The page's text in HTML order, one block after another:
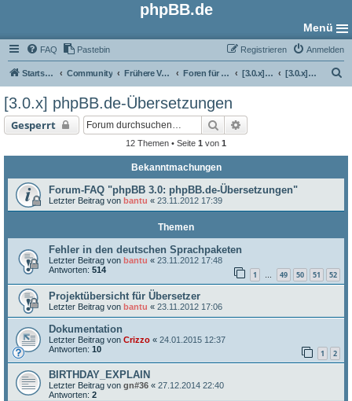
phpBB.de
Menü
FAQ Pastebin Anmelden
Registrieren
Startseite Community Frühere Versionen Foren für phpBB 3.0 [3.0.x] Übersetzungs-Foren [3.0.x] phpBB.de-Übersetzungen
[3.0.x] phpBB.de-Übersetzungen
Gesperrt Suche
12 Themen • Seite 1 von 1
Bekanntmachungen
Forum-FAQ "phpBB 3.0: phpBB.de-Übersetzungen"
Letzter Beitrag von bantu « 23.11.2012 17:39
Themen
Fehler in den deutschen Sprachpaketen
Letzter Beitrag von bantu « 23.11.2012 17:48
Antworten: 514 1 … 49 50 51 52
Projektübersicht für Übersetzer
Letzter Beitrag von bantu « 23.11.2012 17:06
Dokumentation
Letzter Beitrag von Crizzo « 24.01.2015 12:37
Antworten: 10 1 2
BIRTHDAY_EXPLAIN
Letzter Beitrag von gn#36 « 27.12.2014 22:40
Antworten: 2